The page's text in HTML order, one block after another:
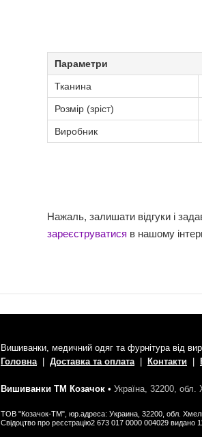
Параметри
Тканина
Розмір (зріст)
Виробник
Нажаль, залишати відгуки і
зареєструватися в нашому
Вишиванки, медичний одяг та фурнітура від
Головна| Доставка та оплата| Контакти
Вишиванки ТМ Козачок• Україна, 32200,
ТОВ "Козачок-ТМ", юр.адреса: Украина, 32200, обл.
Свідоцтво про реєстрацію2 673 017 0000 004029